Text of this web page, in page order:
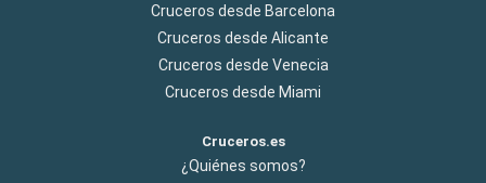
Cruceros desde Barcelona
Cruceros desde Alicante
Cruceros desde Venecia
Cruceros desde Miami
Cruceros.es
¿Quiénes somos?